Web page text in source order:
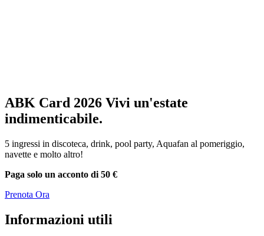
ABK Card 2026 Vivi un'estate
indimenticabile.
5 ingressi in discoteca, drink, pool party, Aquafan al pomeriggio,
navette e molto altro!
Paga solo un acconto di 50 €
Prenota Ora
Informazioni utili